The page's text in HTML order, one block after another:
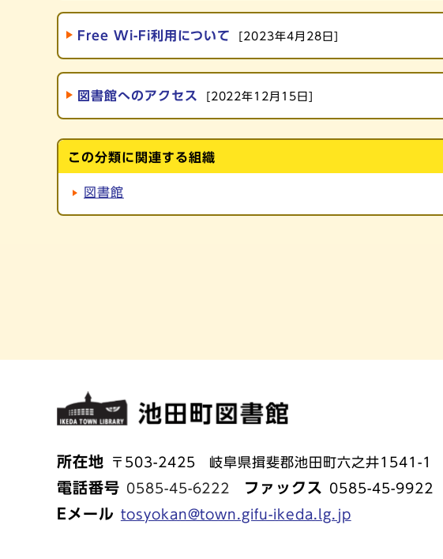
Free Wi-Fi利用について [2023年4月28日]
図書館へのアクセス [2022年12月15日]
この分類に関連する組織
図書館
所在地 〒503-2425 岐阜県揖斐郡池田町六之井1541-1
電話番号 0585-45-6222 ファックス 0585-45-9922
Eメール tosyokan@town.gifu-ikeda.lg.jp